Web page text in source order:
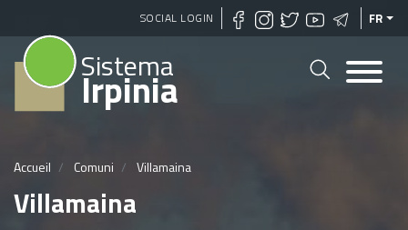
Aller
au
SOCIAL LOGIN FR
Sistema
Irpinia
Accueil Comuni Villamaina
Villamaina